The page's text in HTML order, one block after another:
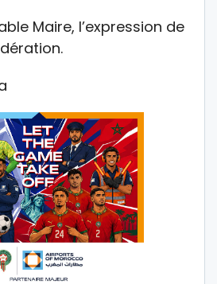
Maire, l’expression de